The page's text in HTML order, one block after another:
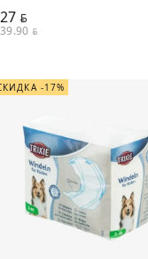
27 BYN
39.90 BYN
-17%